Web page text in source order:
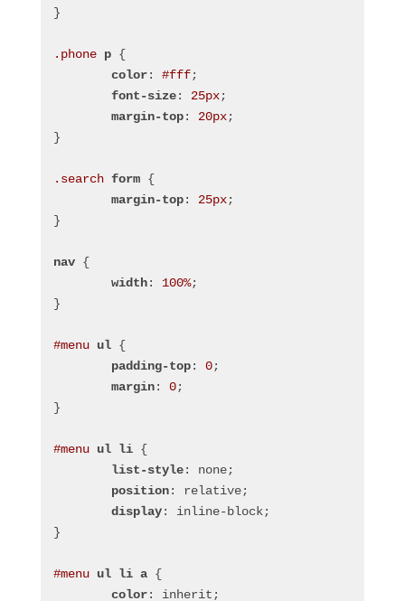
}
.phone p {
color: #fff;
font-size: 25px;
margin-top: 20px;
}
.search form {
margin-top: 25px;
}
nav {
width: 100%;
}
#menu ul {
padding-top: 0;
margin: 0;
}
#menu ul li {
list-style: none;
position: relative;
display: inline-block;
}
#menu ul li a {
color: inherit;